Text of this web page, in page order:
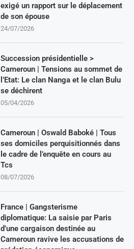
exigé un rapport sur le déplacement
de son épouse
24/07/2026
Succession présidentielle >
Cameroun | Tensions au sommet de
l’Etat: Le clan Nanga et le clan Bulu
se déchirent
05/04/2026
Cameroun | Oswald Baboké | Tous
ses domiciles perquisitionnés dans
le cadre de l’enquête en cours au
Tcs
08/07/2026
France | Gangsterisme
diplomatique: La saisie par Paris
d’une cargaison destinée au
Cameroun ravive les accusations de